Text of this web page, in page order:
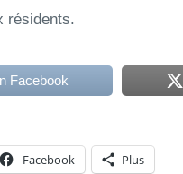
résidents.
Facebook
Facebook Plus